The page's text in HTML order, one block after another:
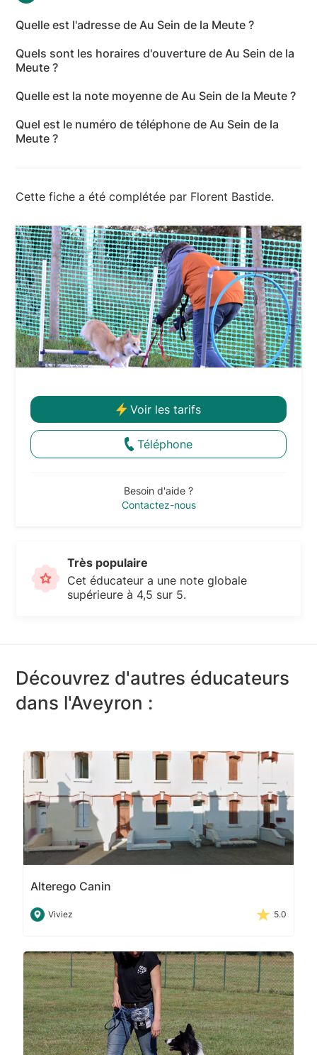
Quelle est l'adresse de Au Sein de la Meute ?
Cassagnol, 12120 Centrès - Aveyron
Quels sont les horaires d'ouverture de Au Sein de la
Meute ?
les suivants : lundi: 08:00-19:00 - mardi: 08:00-19:00
- mercredi: 08:00-19:00 - jeudi: 08:00-19:00 -
vendredi: 08:00-19:00 - samedi: 08:00-19:00 -
Quelle est la note moyenne de Au Sein de la Meute ?
moyenne de 4,9 sur 5.
Quel est le numéro de téléphone de Au Sein de la
Meute ?
Cette fiche a été complétée par Florent Bastide.
Voir les tarifs
Téléphone
Besoin d'aide ?
Contactez-nous
Très populaire
Cet éducateur a une note globale
supérieure à 4,5 sur 5.
Découvrez d'autres éducateurs
dans l'Aveyron :
Alterego Canin
Viviez 5.0